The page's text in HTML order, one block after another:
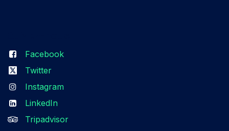
Facebook
Twitter
Instagram
LinkedIn
Tripadvisor